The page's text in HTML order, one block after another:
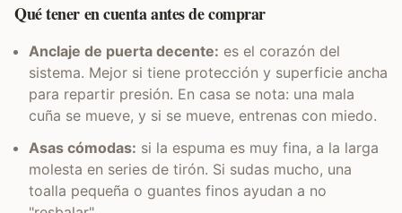
Qué tener en cuenta antes de comprar
Anclaje de puerta decente: es el corazón del
sistema. Mejor si tiene protección y superficie ancha
para repartir presión. En casa se nota: una mala
cuña se mueve, y si se mueve, entrenas con miedo.
Asas cómodas: si la espuma es muy fina, a la larga
molesta en series de tirón. Si sudas mucho, una
toalla pequeña o guantes finos ayudan a no